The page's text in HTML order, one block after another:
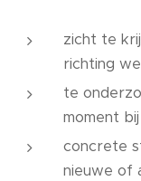
zicht te
richting
te
moment
concrete
nieuwe of